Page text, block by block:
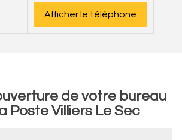
Afficher le téléphone
de votre bureau
Poste Villiers Le Sec